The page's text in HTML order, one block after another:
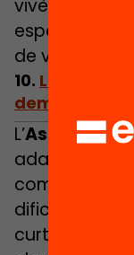
vivència
de
10. Lectura
L’Associació
adaptar
comprensible
dificultats
curtes,